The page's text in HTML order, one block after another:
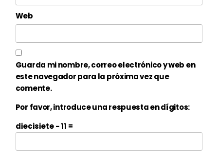
Web
Guarda mi nombre, correo electrónico y web en
este navegador para la próxima vez que
comente.
Por favor, introduce una respuesta en dígitos:
diecisiete − 11 =